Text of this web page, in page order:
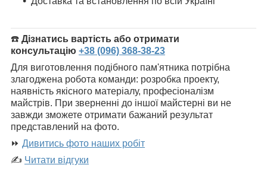
☎️ Дізнатись вартість або отримати
консультацію +38 (096) 368-38-23
Для виготовлення подібного пам'ятника потрібна
злагоджена робота команди: розробка проекту,
наявність якісного матеріалу, професіоналізм
майстрів. При зверненні до іншої майстерні ви не
завжди зможете отримати бажаний результат
представлений на фото.
⏩ Дивитись фото наших робіт
✍ Читати відгуки